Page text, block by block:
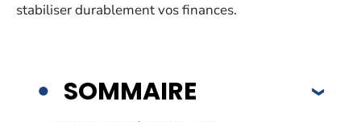
stabiliser durablement vos finances.
SOMMAIRE